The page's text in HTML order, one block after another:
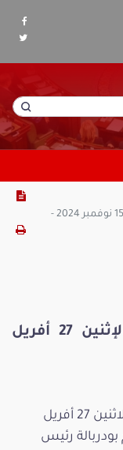
ملخص فعاليات الجلسة العامة ليوم الجمعة 15 نوفمبر 2024 -
ملخّص الجلسة العامة ليوم الإثنين 27 أفريل
عقد مجلس نواب الشعب صباح اليوم الاثنين 27 أفريل
بودربالة رئيس